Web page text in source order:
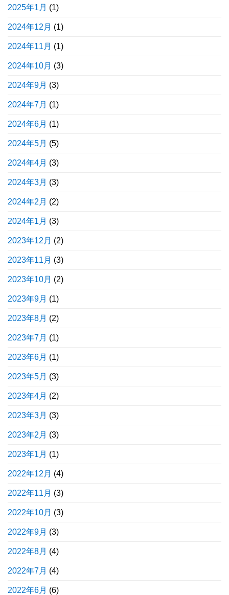
2025年1月 (1)
2024年12月 (1)
2024年11月 (1)
2024年10月 (3)
2024年9月 (3)
2024年7月 (1)
2024年6月 (1)
2024年5月 (5)
2024年4月 (3)
2024年3月 (3)
2024年2月 (2)
2024年1月 (3)
2023年12月 (2)
2023年11月 (3)
2023年10月 (2)
2023年9月 (1)
2023年8月 (2)
2023年7月 (1)
2023年6月 (1)
2023年5月 (3)
2023年4月 (2)
2023年3月 (3)
2023年2月 (3)
2023年1月 (1)
2022年12月 (4)
2022年11月 (3)
2022年10月 (3)
2022年9月 (3)
2022年8月 (4)
2022年7月 (4)
2022年6月 (6)